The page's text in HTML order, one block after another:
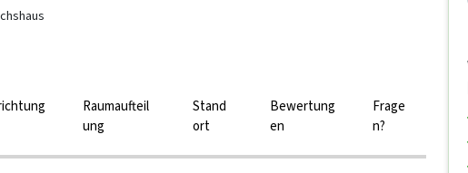
Raumaufteil
ung
Stand
ort
Bewertung
en
Frage
n?